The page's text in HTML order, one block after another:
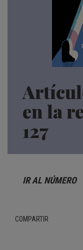
en la
127
IR AL NÚMERO
COMPARTIR